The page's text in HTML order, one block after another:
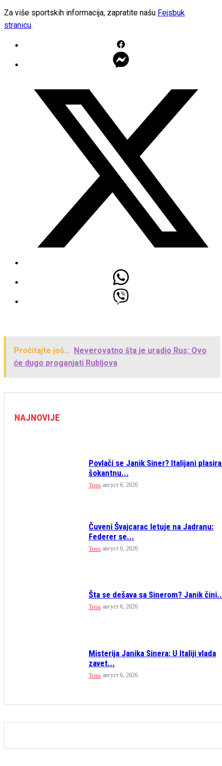
Za više sportskih informacija, zapratite našu Fejsbuk
stranicu.
Pročitajte još... Neverovatno šta je uradio Rus: Ovo
će dugo proganjati Rubljova
NAJNOVIJE
Povlači se Janik Siner? Italijani
šokantnu...
Tenis август 6, 2026
Čuveni Švajcarac letuje na Jadranu:
Federer se...
Tenis август 6, 2026
Šta se dešava sa Sinerom? Janik
Tenis август 6, 2026
Misterija Janika Sinera: U Italiji vlada
zavet...
Tenis август 6, 2026